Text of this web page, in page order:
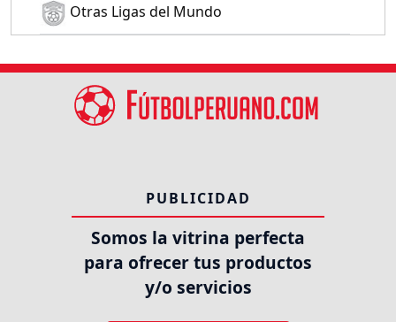
Otras Ligas del Mundo
PUBLICIDAD
Somos la vitrina perfecta
para ofrecer tus productos
y/o servicios